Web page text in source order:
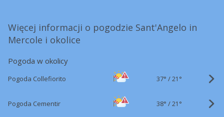
Więcej informacji o pogodzie Sant'Angelo in
Mercole i okolice
Pogoda w okolicy
Pogoda Collefiorito 37° /21°
Pogoda Cementir 38° /21°